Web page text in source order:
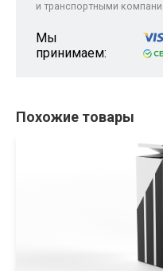
и транспортными
Мы
принимаем:
Похожие товары